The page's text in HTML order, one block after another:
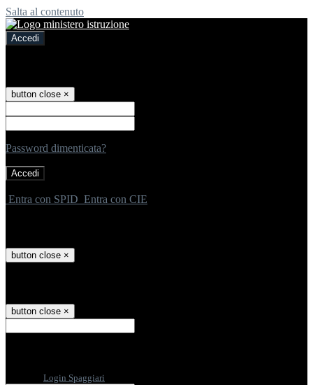
Salta al contenuto
Accedi
button close ×
Password dimenticata?
Entra con SPID Entra con CIE
button close ×
button close ×
Login Spaggiari